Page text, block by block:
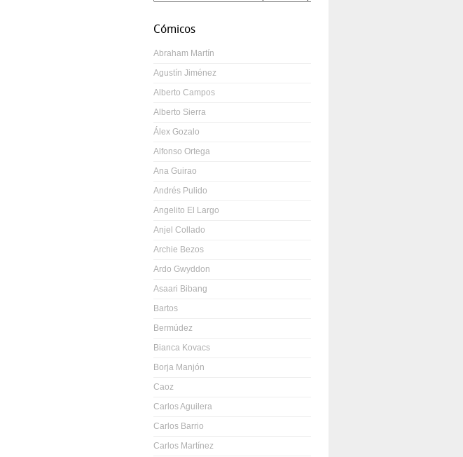
Cómicos
Abraham Martín
Agustín Jiménez
Alberto Campos
Alberto Sierra
Álex Gozalo
Alfonso Ortega
Ana Guirao
Andrés Pulido
Angelito El Largo
Anjel Collado
Archie Bezos
Ardo Gwyddon
Asaari Bibang
Bartos
Bermúdez
Bianca Kovacs
Borja Manjón
Caoz
Carlos Aguilera
Carlos Barrio
Carlos Martínez